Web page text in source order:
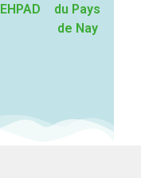
EHPAD
du Pays
de Nay